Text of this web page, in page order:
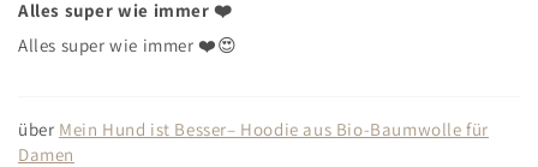
Alles super wie immer ❤️
Alles super wie immer ❤️😍
Mein Hund ist Besser– Hoodie aus Bio-Baumwolle für
Damen